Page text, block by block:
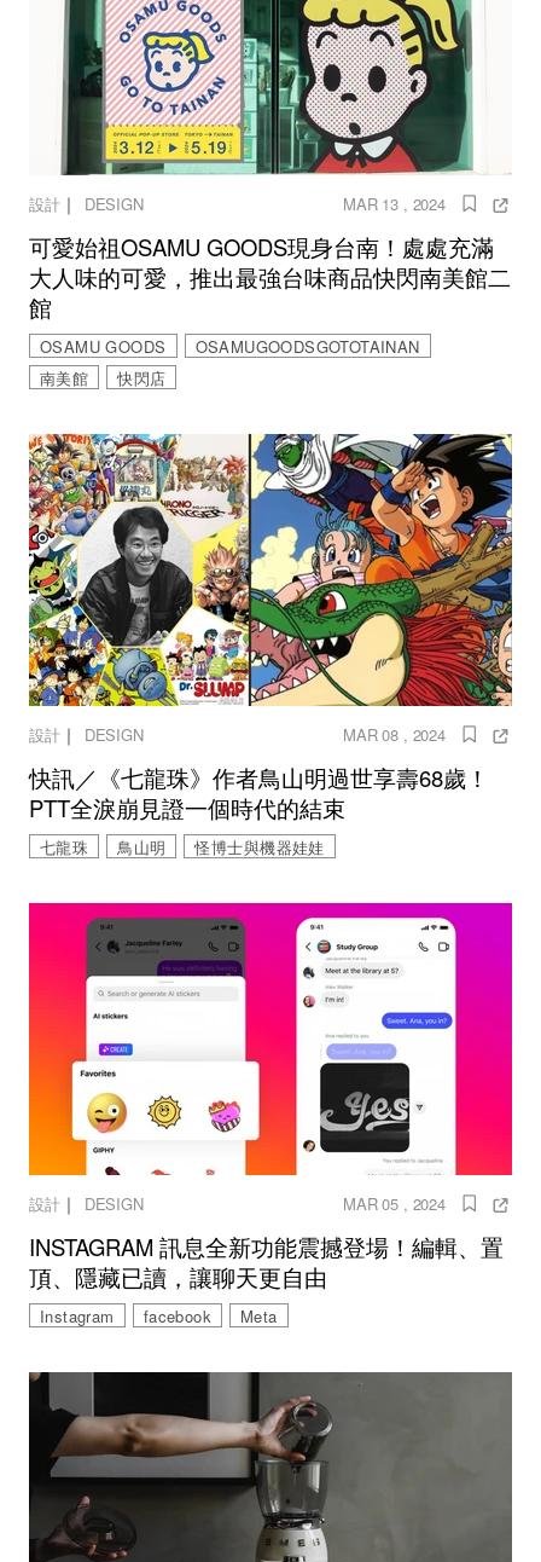
設計｜ DESIGN MAR 13 , 2024
可愛始祖OSAMU GOODS現身台南！處處充滿
大人味的可愛，推出最強台味商品快閃南美館二
館
OSAMU GOODS
OSAMUGOODSGOTOTAINAN
南美館
快閃店
設計｜ DESIGN MAR 08 , 2024
快訊／《七龍珠》作者鳥山明過世享壽68歲！
PTT全淚崩見證一個時代的結束
七龍珠 鳥山明 怪博士與機器娃娃
設計｜ DESIGN MAR 05 , 2024
INSTAGRAM 訊息全新功能震撼登場！編輯、置
頂、隱藏已讀，讓聊天更自由
Instagram facebook Meta